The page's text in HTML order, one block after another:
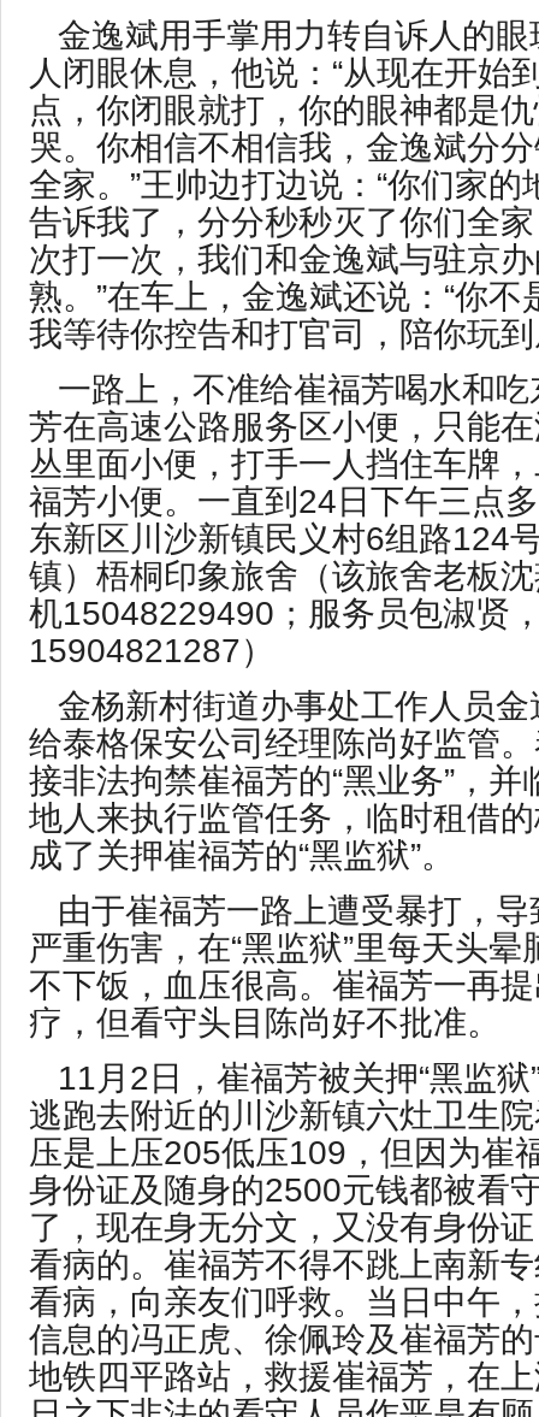
金逸斌用手掌用力转自诉人的
人闭眼休息，他说：“从现在开始
点，你闭眼就打，你的眼神都是
哭。你相信不相信我，金逸斌分
全家。”王帅边打边说：“你们家
告诉我了，分分秒秒灭了你们全
次打一次，我们和金逸斌与驻京
熟。”在车上，金逸斌还说：“你
我等待你控告和打官司，陪你玩到
一路上，不准给崔福芳喝水和
芳在高速公路服务区小便，只能
丛里面小便，打手一人挡住车牌
福芳小便。一直到24日下午三点
东新区川沙新镇民义村6组路124
镇）梧桐印象旅舍（该旅舍老板
机15048229490；服务员包淑贤
15904821287）
金杨新村街道办事处工作人员
给泰格保安公司经理陈尚好监管
接非法拘禁崔福芳的“黑业务”，
地人来执行监管任务，临时租借
成了关押崔福芳的“黑监狱”。
由于崔福芳一路上遭受暴打，
严重伤害，在“黑监狱”里每天头
不下饭，血压很高。崔福芳一再
疗，但看守头目陈尚好不批准。
11月2日，崔福芳被关押“黑监
逃跑去附近的川沙新镇六灶卫生
压是上压205低压109，但因为崔
身份证及随身的2500元钱都被看
了，现在身无分文，又没有身份
看病的。崔福芳不得不跳上南新
看病，向亲友们呼救。当日中午
信息的冯正虎、徐佩玲及崔福芳
地铁四平路站，救援崔福芳，在